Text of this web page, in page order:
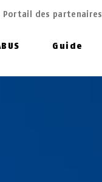
Guide
Portail des partenaires